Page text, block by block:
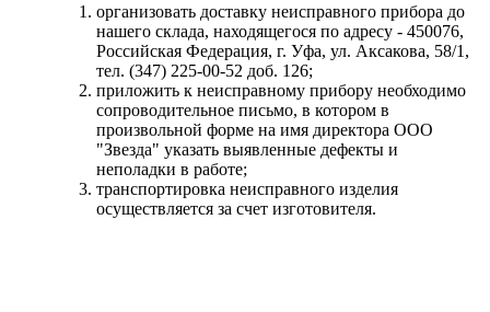
организовать доставку неисправного прибора до
нашего склада, находящегося по адресу - 450076,
Российская Федерация, г. Уфа, ул. Аксакова, 58/1,
тел. (347) 225-00-52 доб. 126;
приложить к неисправному прибору необходимо
сопроводительное письмо, в котором в
произвольной форме на имя директора ООО
"Звезда" указать выявленные дефекты и
неполадки в работе;
транспортировка неисправного изделия
осуществляется за счет изготовителя.